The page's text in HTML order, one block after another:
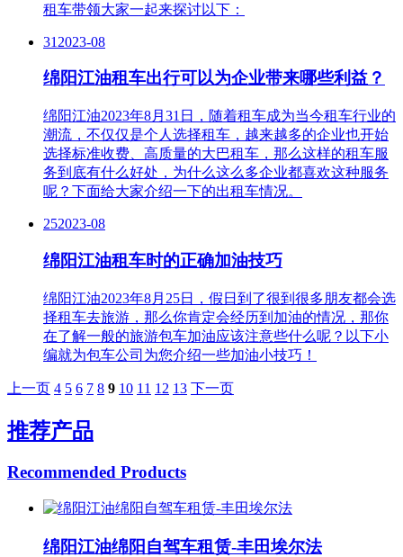
租车带领大家一起来探讨以下：
31 2023-08
绵阳江油租车出行可以为企业带来哪些利益？
绵阳江油2023年8月31日，随着租车成为当今租车行业的
潮流，不仅仅是个人选择租车，越来越多的企业也开始
选择标准收费、高质量的大巴租车，那么这样的租车服
务到底有什么好处，为什么这么多企业都喜欢这种服务
呢？下面给大家介绍一下的出租车情况。
252023-08
绵阳江油租车时的正确加油技巧
绵阳江油2023年8月25日，假日到了很到很多朋友都会选
择租车去旅游，那么你肯定会经历到加油的情况，那你
在了解一般的旅游包车加油应该注意些什么呢？以下小
编就为包车公司为您介绍一些加油小技巧！
上一页 4 5 6 7 8 9 10 11 12 13 下一页
推荐产品
Recommended Products
绵阳江油绵阳自驾车租赁-丰田埃尔法